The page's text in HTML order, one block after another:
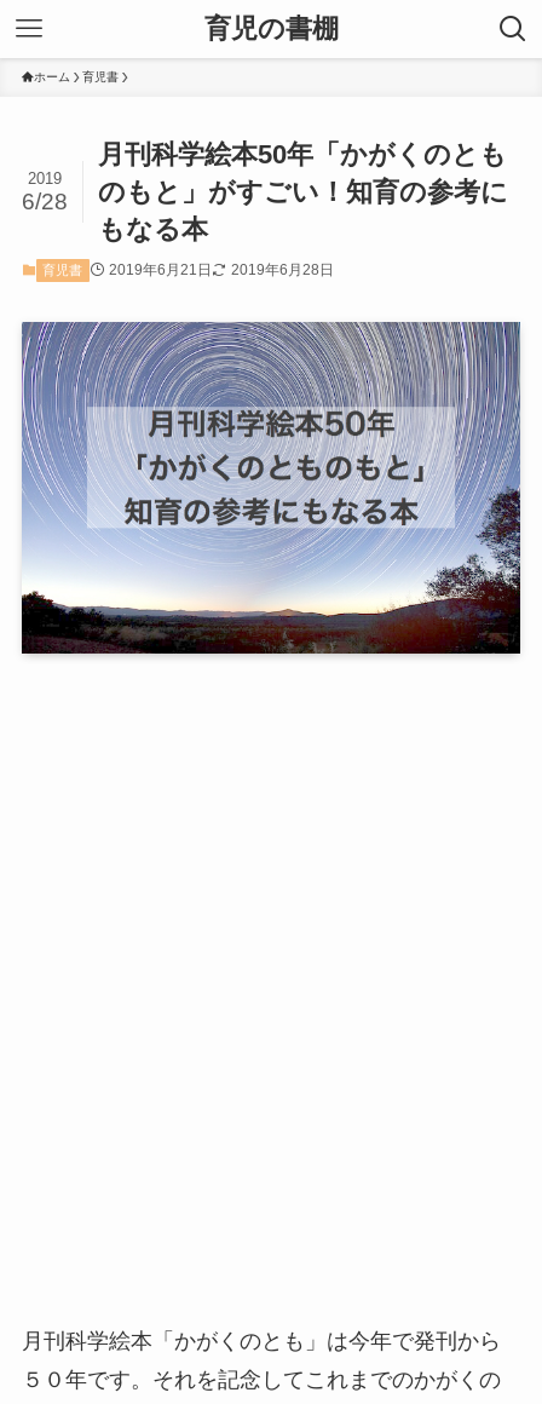
育児の書棚
ホーム 育児書
月刊科学絵本50年「かがくのとも
のもと」がすごい！知育の参考に
もなる本
2019
6/28
育児書 2019年6月21日 2019年6月28日
月刊科学絵本「かがくのとも」は今年で発刊から
５０年です。それを記念してこれまでのかがくの